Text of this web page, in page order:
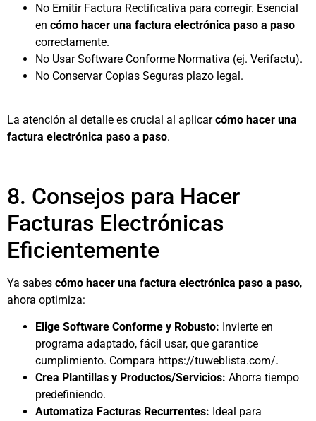
No Emitir Factura Rectificativa para corregir. Esencial
en cómo hacer una factura electrónica paso a paso
correctamente.
No Usar Software Conforme Normativa (ej. Verifactu).
No Conservar Copias Seguras plazo legal.
La atención al detalle es crucial al aplicarcómo hacer una
factura electrónica paso a paso.
8. Consejos para Hacer
Facturas Electrónicas
Eficientemente
Ya sabes cómo hacer una factura electrónica paso a paso,
ahora optimiza:
Elige Software Conforme y Robusto: Invierte en
programa adaptado, fácil usar, que garantice
cumplimiento. Compara https://tuweblista.com/.
Crea Plantillas y Productos/Servicios: Ahorra tiempo
predefiniendo.
Automatiza Facturas Recurrentes: Ideal para